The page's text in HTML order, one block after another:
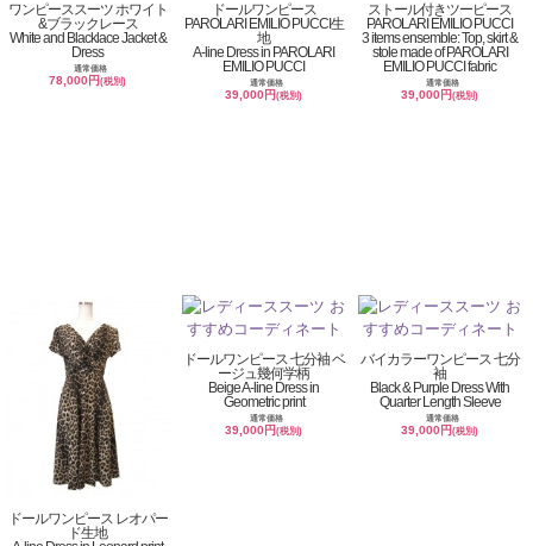
ワンピーススーツ ホワイト
&ブラックレース
White and Blacklace Jacket &
Dress
通常価格
78,000円(税別)
ドールワンピース
PAROLARI EMILIO PUCCI生
地
A-line Dress in PAROLARI
EMILIO PUCCI
通常価格
39,000円(税別)
ストール付きツーピース
PAROLARI EMILIO PUCCI
3 items ensemble: Top, skirt &
stole made of PAROLARI
EMILIO PUCCI fabric
通常価格
39,000円(税別)
ドールワンピース レオパー
ド生地
ドールワンピース 七分袖 ベ
ージュ幾何学柄
Beige A-line Dress in
Geometric print
通常価格
39,000円(税別)
バイカラーワンピース 七分
袖
Black & Purple Dress With
Quarter Length Sleeve
通常価格
39,000円(税別)